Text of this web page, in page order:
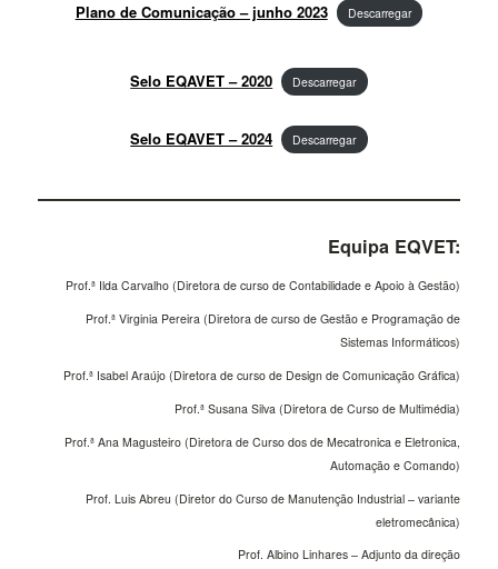
Plano de Comunicação – junho 2023 Descarregar
Selo EQAVET – 2020 Descarregar
Selo EQAVET – 2024 Descarregar
Equipa EQVET:
Prof.ª Ilda Carvalho (Diretora de curso de Contabilidade e Apoio à Gestão)
Prof.ª Virginia Pereira (Diretora de curso de Gestão e Programação de
Sistemas Informáticos)
Prof.ª Isabel Araújo (Diretora de curso de Design de Comunicação Gráfica)
Prof.ª Susana Silva (Diretora de Curso de Multimédia)
Prof.ª Ana Magusteiro (Diretora de Curso dos de Mecatronica e Eletronica,
Automação e Comando)
Prof. Luis Abreu (Diretor do Curso de Manutenção Industrial – variante
eletromecânica)
Prof. Albino Linhares – Adjunto da direção